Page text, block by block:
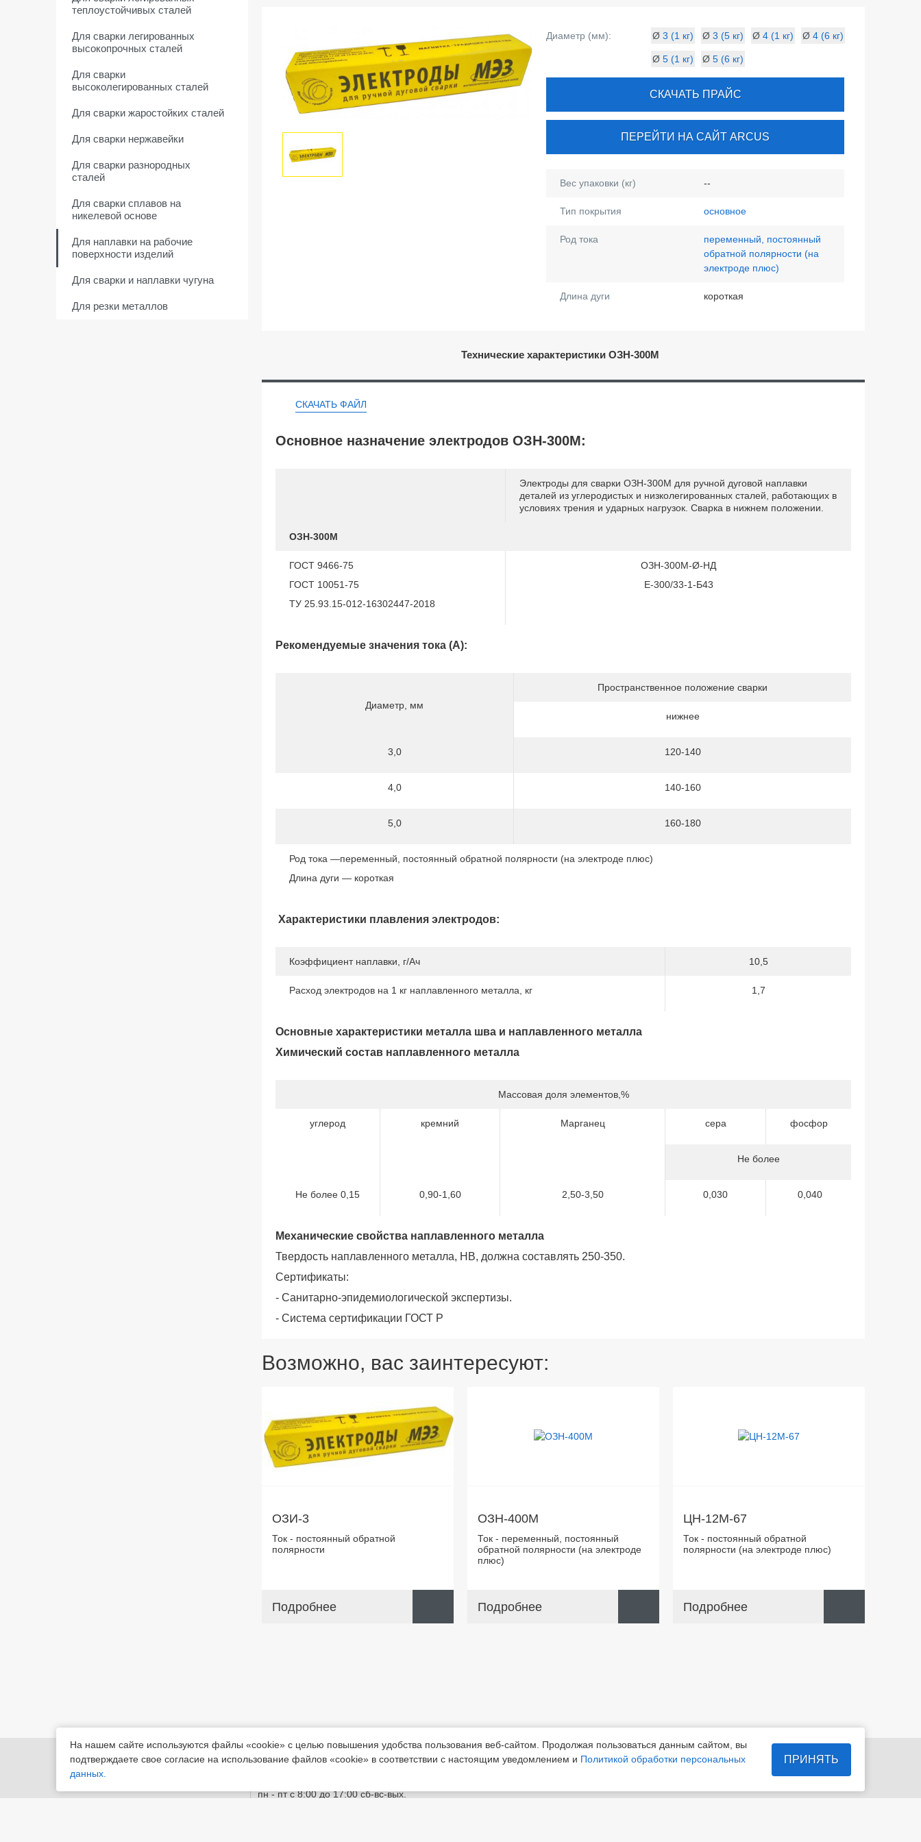
теплоустойчивых сталей
Для сварки легированных
высокопрочных сталей
Для сварки
высоколегированных сталей
Для сварки жаростойких сталей
Для сварки нержавейки
Для сварки разнородных
сталей
Для сварки сплавов на
никелевой основе
Для наплавки на рабочие
поверхности изделий
Для сварки и наплавки чугуна
Для резки металлов
Диаметр (мм): Ø3 (1 кг) Ø3 (5 кг) Ø4 (1 кг) Ø4 (6 кг)
Ø5 (1 кг) Ø5 (6 кг)
СКАЧАТЬ ПРАЙС
ПЕРЕЙТИ НА САЙТ ARCUS
Вес упаковки (кг) --
Тип покрытия основное
Род тока
переменный, постоянный
обратной полярности (на
электроде плюс)
Длина дуги короткая
Технические характеристики ОЗН-300М
СКАЧАТЬ ФАЙЛ
Основное назначение электродов ОЗН-300М:
Электроды для сварки ОЗН-300М для ручной дуговой наплавки
деталей из углеродистых и низколегированных сталей, работающих в
условиях трения и ударных нагрузок. Сварка в нижнем положении.
ОЗН-300М
ГОСТ 9466-75
ГОСТ 10051-75
ТУ 25.93.15-012-16302447-2018
ОЗН-300М-Ø-НД
Е-300/33-1-Б43
Рекомендуемые значения тока (А):
Диаметр, мм
Пространственное положение сварки
нижнее
3,0 120-140
4,0 140-160
5,0 160-180
Род тока —переменный, постоянный обратной полярности (на электроде плюс)
Длина дуги — короткая
Характеристики плавления электродов:
Коэффициент наплавки, г/Ач 10,5
Расход электродов на 1 кг наплавленного металла, кг 1,7
Основные характеристики металла шва и наплавленного металла
Химический состав наплавленного металла
Массовая доля элементов,%
углерод кремний Марганец сера фосфор
Не более
Не более 0,15 0,90-1,60 2,50-3,50 0,030 0,040
Механические свойства наплавленного металла
Твердость наплавленного металла, НВ, должна составлять 250-350.
Сертификаты:
- Санитарно-эпидемиологической экспертизы.
- Система сертификации ГОСТ Р
Возможно, вас заинтересуют:
ОЗИ-3
Ток - постоянный обратной
полярности
Подробнее
ОЗН-400М
Ток - переменный, постоянный
обратной полярности (на электроде
плюс)
Подробнее
ЦН-12М-67
Ток - постоянный обратной
полярности (на электроде плюс)
Подробнее
455022, Челябинская обл.,
пн - пт с 8:00 до 17:00 сб-вс-вых.
Приемная +7 (3519) 24-07-29 info@magelectrod.ru
На нашем сайте используются файлы «cookie» с целью повышения удобства пользования веб-сайтом. Продолжая пользоваться данным сайтом, вы
подтверждаете свое согласие на использование файлов «cookie» в соответствии с настоящим уведомлением и Политикой обработки персональных
данных.
ПРИНЯТЬ